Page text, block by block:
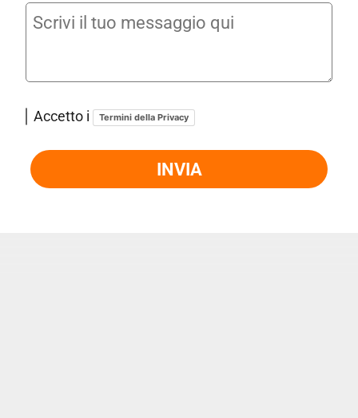
Accetto i Termini della Privacy
INVIA